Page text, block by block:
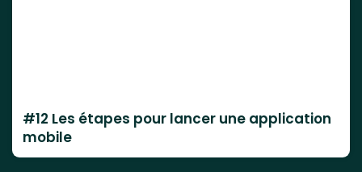
#12 Les étapes pour lancer une application
mobile